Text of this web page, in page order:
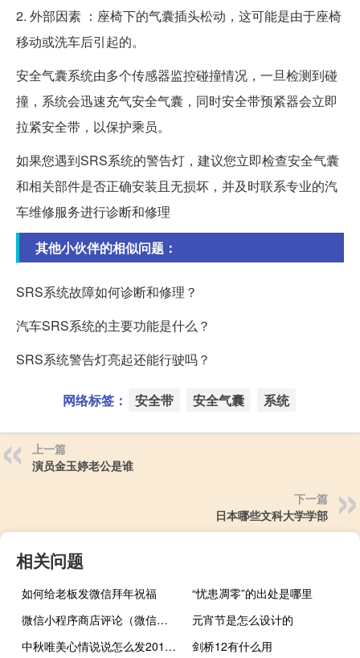
2. 外部因素 ：座椅下的气囊插头松动，这可能是由于座椅
移动或洗车后引起的。
安全气囊系统由多个传感器监控碰撞情况，一旦检测到碰
撞，系统会迅速充气安全气囊，同时安全带预紧器会立即
拉紧安全带，以保护乘员。
如果您遇到SRS系统的警告灯，建议您立即检查安全气囊
和相关部件是否正确安装且无损坏，并及时联系专业的汽
车维修服务进行诊断和修理
其他小伙伴的相似问题：
SRS系统故障如何诊断和修理？
汽车SRS系统的主要功能是什么？
SRS系统警告灯亮起还能行驶吗？
网络标签： 安全带 安全气囊 系统
上一篇
演员金玉婷老公是谁
下一篇
日本哪些文科大学学部
相关问题
如何给老板发微信拜年祝福
“忧患凋零”的出处是哪里
微信小程序商店评论（微信小程序商店）
元宵节是怎么设计的
中秋唯美心情说说怎么发2018中秋节朋友圈祝福语简短
剑桥12有什么用